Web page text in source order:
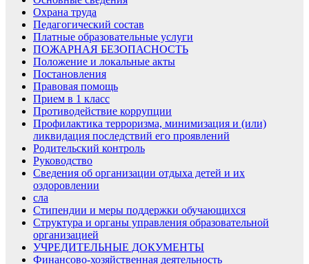
Охрана труда
Педагогический состав
Платные образовательные услуги
ПОЖАРНАЯ БЕЗОПАСНОСТЬ
Положение и локальные акты
Постановления
Правовая помощь
Прием в 1 класс
Противодействие коррупции
Профилактика терроризма, минимизация и (или)
ликвидация последствий его проявлений
Родительский контроль
Руководство
Сведения об организации отдыха детей и их
оздоровлении
сла
Стипендии и меры поддержки обучающихся
Структура и органы управления образовательной
организацией
УЧРЕДИТЕЛЬНЫЕ ДОКУМЕНТЫ
Финансово-хозяйственная деятельность